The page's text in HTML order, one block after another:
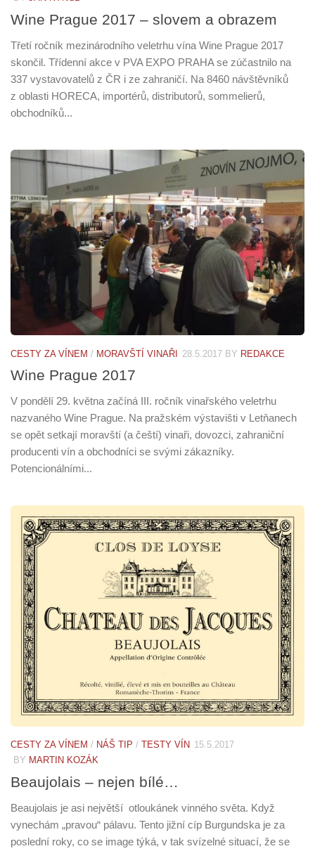
Wine Prague 2017 – slovem a obrazem
Třetí ročník mezinárodního veletrhu vína Wine Prague 2017
skončil. Třídenní akce v PVA EXPO PRAHA se zúčastnilo na
337 vystavovatelů z ČR i ze zahraničí. Na 8460 návštěvníků
z oblasti HORECA, importérů, distributorů, sommelierů,
obchodníků...
CESTY ZA VÍNEM / MORAVŠTÍ VINAŘI 28.5.2017 BY REDAKCE
Wine Prague 2017
V pondělí 29. května začíná III. ročník vinařského veletrhu
nazvaného Wine Prague. Na pražském výstavišti v Letňanech
se opět setkají moravští (a čeští) vinaři, dovozci, zahraniční
producenti vín a obchodníci se svými zákazníky.
Potencionálními...
CESTY ZA VÍNEM / NÁŠ TIP / TESTY VÍN 15.5.2017
BY MARTIN KOZÁK
Beaujolais – nejen bílé…
Beaujolais je asi největší otloukánek vinného světa. Když
vynechám „pravou“ pálavu. Tento jižní cíp Burgundska je za
poslední roky, co se image týká, v tak svízelné situací, že se